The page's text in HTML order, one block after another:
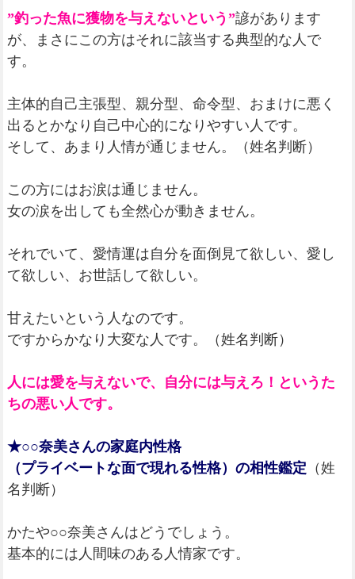
”釣った魚に獲物を与えないという”諺があります
が、まさにこの方はそれに該当する典型的な人で
す。
主体的自己主張型、親分型、命令型、おまけに悪く
出るとかなり自己中心的になりやすい人です。
そして、あまり人情が通じません。（姓名判断）
この方にはお涙は通じません。
女の涙を出しても全然心が動きません。
それでいて、愛情運は自分を面倒見て欲しい、愛し
て欲しい、お世話して欲しい。
甘えたいという人なのです。
ですからかなり大変な人です。（姓名判断）
人には愛を与えないで、自分には与えろ！というた
ちの悪い人です。
★○○奈美さんの家庭内性格
（プライベートな面で現れる性格）の相性鑑定 （姓
名判断）
かたや○○奈美さんはどうでしょう。
基本的には人間味のある人情家です。